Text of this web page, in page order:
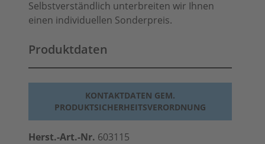
Selbstverständlich unterbreiten wir Ihnen
einen individuellen Sonderpreis.
Produktdaten
KONTAKTDATEN GEM.
PRODUKTSICHERHEITSVERORDNUNG
Herst.-Art.-Nr. 603115